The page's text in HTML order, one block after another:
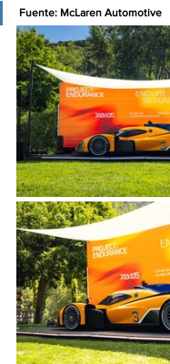
Fuente: McLaren Automotive